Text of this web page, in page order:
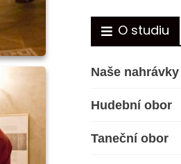
O studiu
Naše nahrávky
Hudební obor
Taneční obor